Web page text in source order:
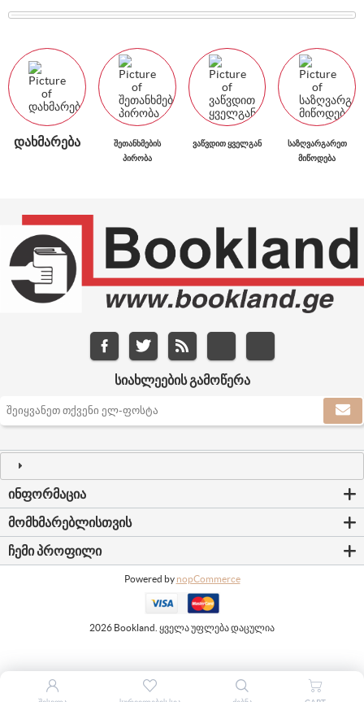
ᲓᲐᲮᲛᲐᲠᲔᲑᲐ
ᲨᲔᲗᲐᲜᲮᲛᲔᲑᲘᲡ
ᲞᲘᲠᲝᲑᲐ
ᲕᲐᲬᲕᲓᲘᲗ ᲧᲕᲔᲚᲒᲐᲜ
ᲡᲐᲖᲦᲕᲐᲠᲒᲐᲠᲔᲗ
ᲛᲘᲬᲝᲓᲔᲑᲐ
ᲡᲘᲐᲮᲚᲔᲔᲑᲘᲡ ᲒᲐᲛᲝᲬᲔᲠᲐ
ᲘᲜᲤᲝᲠᲛᲐᲪᲘᲐ
ᲛᲝᲛᲮᲛᲐᲠᲔᲑᲚᲘᲡᲗᲕᲘᲡ
ᲩᲔᲛᲘ ᲞᲠᲝᲤᲘᲚᲘ
Powered by nopCommerce
2026 Bookland. ყველა უფლება დაცულია